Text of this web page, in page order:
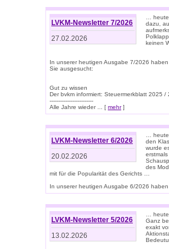
LVKM-Newsletter 7/2026
27.02.2026
…
dazu,
keinen
In unserer heutigen Ausgabe 7/2026
Sie ausgesucht:
Gut zu wissen
Der bvkm informiert: Steuermerkblatt 2025 /
-------------------------
Alle Jahre wieder ... [ mehr]
LVKM-Newsletter 6/2026
20.02.2026
…
den
wurde
des
mit für die Popularität des Gerichts …
In unserer heutigen Ausgabe 6/2026
LVKM-Newsletter 5/2026
13.02.2026
…
Ganz
exakt